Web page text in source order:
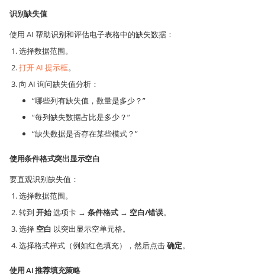
识别缺失值
使用 AI 帮助识别和评估电子表格中的缺失数据：
选择数据范围。
打开 AI 提示框。
向 AI 询问缺失值分析：
“哪些列有缺失值，数量是多少？”
“每列缺失数据占比是多少？”
“缺失数据是否存在某些模式？”
使用条件格式突出显示空白
要直观识别缺失值：
选择数据范围。
转到 开始选项卡 → 条件格式 → 空白/错误。
选择 空白 以突出显示空单元格。
选择格式样式（例如红色填充），然后点击确定。
使用 AI 推荐填充策略